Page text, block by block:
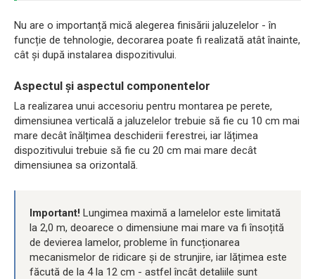
Nu are o importanță mică alegerea finisării jaluzelelor - în
funcție de tehnologie, decorarea poate fi realizată atât înainte,
cât și după instalarea dispozitivului.
Aspectul și aspectul componentelor
La realizarea unui accesoriu pentru montarea pe perete,
dimensiunea verticală a jaluzelelor trebuie să fie cu 10 cm mai
mare decât înălțimea deschiderii ferestrei, iar lățimea
dispozitivului trebuie să fie cu 20 cm mai mare decât
dimensiunea sa orizontală.
Important! Lungimea maximă a lamelelor este limitată
la 2,0 m, deoarece o dimensiune mai mare va fi însoțită
de devierea lamelor, probleme în funcționarea
mecanismelor de ridicare și de strunjire, iar lățimea este
făcută de la 4 la 12 cm - astfel încât detaliile sunt